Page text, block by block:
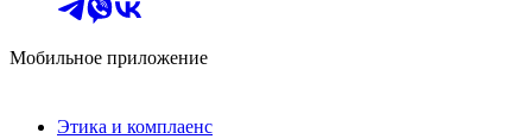
Мобильное приложение
Этика и комплаенс